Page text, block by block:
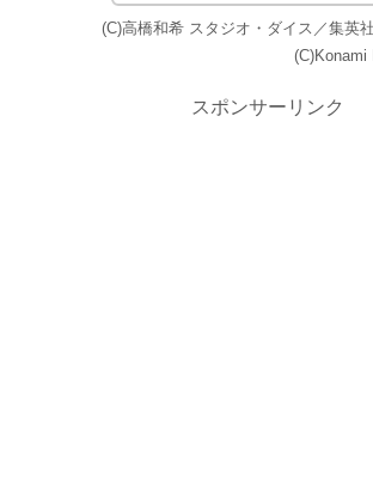
(C)高橋和希 スタジオ・ダイス／集英
(C)Konami
スポンサーリンク